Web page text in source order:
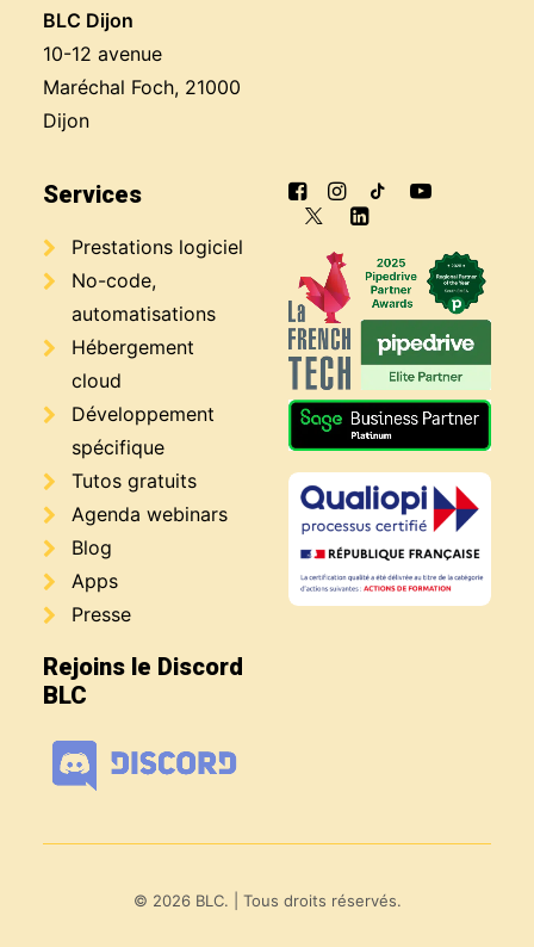
BLC Dijon
10-12 avenue
Maréchal Foch, 21000
Dijon
Services
Prestations logiciel
No-code,
automatisations
Hébergement
cloud
Développement
spécifique
Tutos gratuits
Agenda webinars
Blog
Apps
Presse
Rejoins le Discord
BLC
© 2026 BLC. | Tous droits réservés.